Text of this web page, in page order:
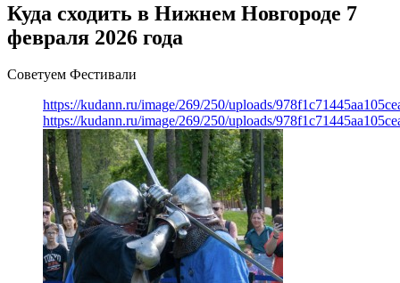
Куда сходить в Нижнем Новгороде 7
февраля 2026 года
Советуем Фестивали
https://kudann.ru/image/269/250/uploads/
https://kudann.ru/image/269/250/uploads/